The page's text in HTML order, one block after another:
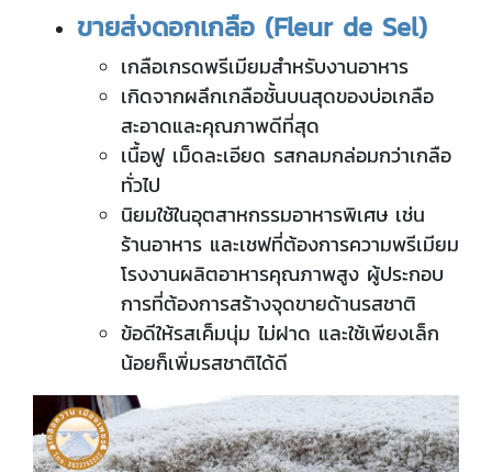
ขายส่งดอกเกลือ (Fleur de Sel)
เกลือเกรดพรีเมียมสำหรับงานอาหาร
เกิดจากผลึกเกลือชั้นบนสุดของบ่อเกลือ
สะอาดและคุณภาพดีที่สุด
เนื้อฟู เม็ดละเอียด รสกลมกล่อมกว่าเกลือ
ทั่วไป
นิยมใช้ในอุตสาหกรรมอาหารพิเศษ เช่น
ร้านอาหาร และเชฟที่ต้องการความพรีเมียม
โรงงานผลิตอาหารคุณภาพสูง ผู้ประกอบ
การที่ต้องการสร้างจุดขายด้านรสชาติ
ข้อดีให้รสเค็มนุ่ม ไม่ฝาด และใช้เพียงเล็ก
น้อยก็เพิ่มรสชาติได้ดี